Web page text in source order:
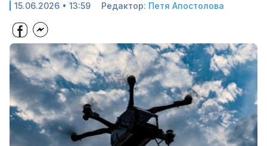
15.06.2026 • 13:59 Редактор: Петя Апостолова